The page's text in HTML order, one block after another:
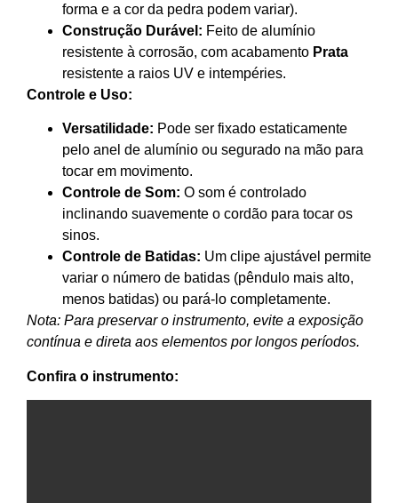
forma e a cor da pedra podem variar).
Construção Durável: Feito de alumínio
resistente à corrosão, com acabamento Prata
resistente a raios UV e intempéries.
Controle e Uso:
Versatilidade: Pode ser fixado estaticamente
pelo anel de alumínio ou segurado na mão para
tocar em movimento.
Controle de Som: O som é controlado
inclinando suavemente o cordão para tocar os
sinos.
Controle de Batidas: Um clipe ajustável permite
variar o número de batidas (pêndulo mais alto,
menos batidas) ou pará-lo completamente.
Nota: Para preservar o instrumento, evite a exposição
contínua e direta aos elementos por longos períodos.
Confira o instrumento: